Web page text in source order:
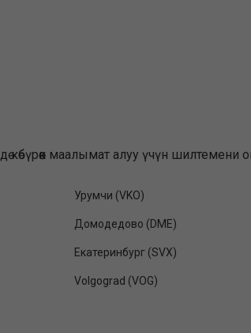
көбүрөөк маалымат алуу үчүн
Урумчи (VKO)
Домодедово (DME)
Екатеринбург (SVX)
Volgograd (VOG)